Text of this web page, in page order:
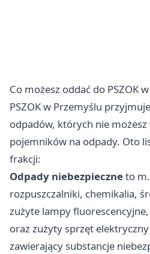
Co możesz oddać do PSZOK
PSZOK w Przemyślu
odpadów, których nie
pojemników na odpady. Oto
frakcji:
Odpady niebezpieczneto
rozpuszczalniki, chemikalia,
zużyte lampy
oraz zużyty sprzęt
zawierający substancje